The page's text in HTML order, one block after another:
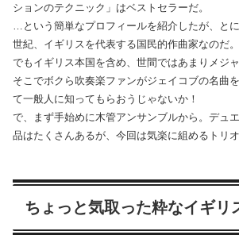
ションのテクニック」はベストセラーだ。
…という簡単なプロフィールを紹介したが、と
世紀、イギリスを代表する国民的作曲家なのだ。
でもイギリス本国を含め、世間ではあまりメジ
そこでボクら吹奏楽ファンがジェイコブの名曲
て一般人に知ってもらおうじゃないか！
で、まず手始めに木管アンサンブルから。デュ
品はたくさんあるが、今回は気楽に組めるトリオ
ちょっと気取った粋なイギリ